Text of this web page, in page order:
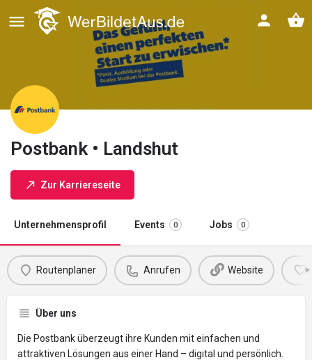
Postbank • Landshut
Zur Karriereseite
Unternehmensprofil Events 0 Jobs 0
Routenplaner Anrufen Website
Über uns
Die Postbank überzeugt ihre Kunden mit einfachen und
attraktiven Lösungen aus einer Hand – digital und persönlich.